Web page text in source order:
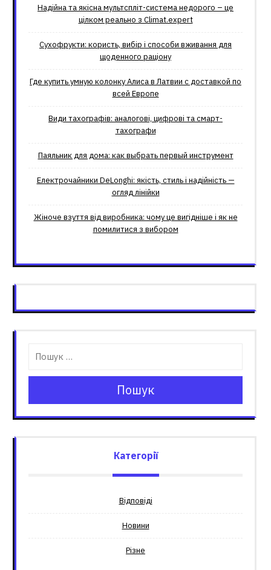
Надійна та якісна мультспліт-система недорого – це
цілком реально з Climat.еxpert
Сухофрукти: користь, вибір і способи вживання для
щоденного раціону
Где купить умную колонку Алиса в Латвии с доставкой по
всей Европе
Види тахографів: аналогові, цифрові та смарт-
тахографи
Паяльник для дома: как выбрать первый инструмент
Електрочайники DeLonghi: якість, стиль і надійність —
огляд лінійки
Жіноче взуття від виробника: чому це вигідніше і як не
помилитися з вибором
Пошук
Категорії
Відповіді
Новини
Різне